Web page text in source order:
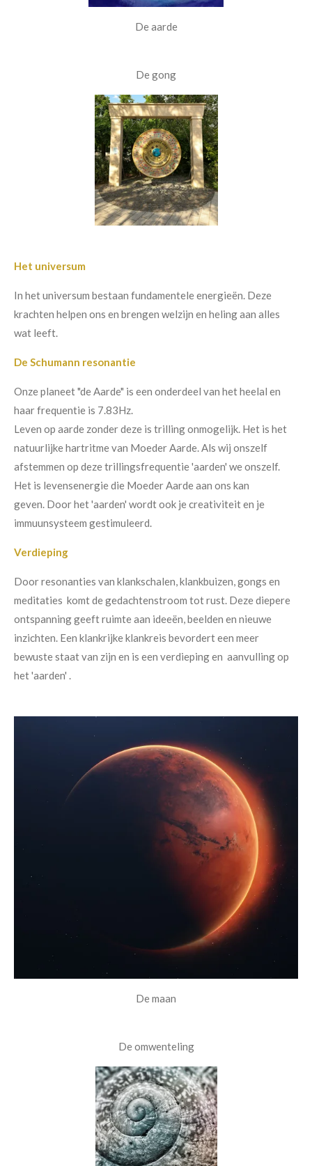
De aarde
De gong
Het universum
In het universum bestaan fundamentele energieën. Deze
krachten helpen ons en brengen welzijn en heling aan alles
wat leeft.
De Schumann resonantie
Onze planeet "de Aarde" is een onderdeel van het heelal en
haarfrequentie is 7.83Hz.
Leven op aarde zonder deze is trilling onmogelijk. Het is het
natuurlijke hartritme van Moeder Aarde. Als wij onszelf
afstemmen op deze trillingsfrequentie 'aarden' we onszelf.
Het is levensenergie die Moeder Aarde aan ons kan
geven. Door het 'aarden' wordt ook je creativiteit en je
immuunsysteem gestimuleerd.
Verdieping
Door resonanties van klankschalen, klankbuizen, gongs en
meditaties komt de gedachtenstroom tot rust. Deze diepere
ontspanning geeft ruimte aan ideeën, beelden en nieuwe
inzichten. Een klankrijke klankreis bevordert een meer
bewuste staat van zijn en is een verdieping en aanvulling op
het 'aarden' .
De maan
De omwenteling